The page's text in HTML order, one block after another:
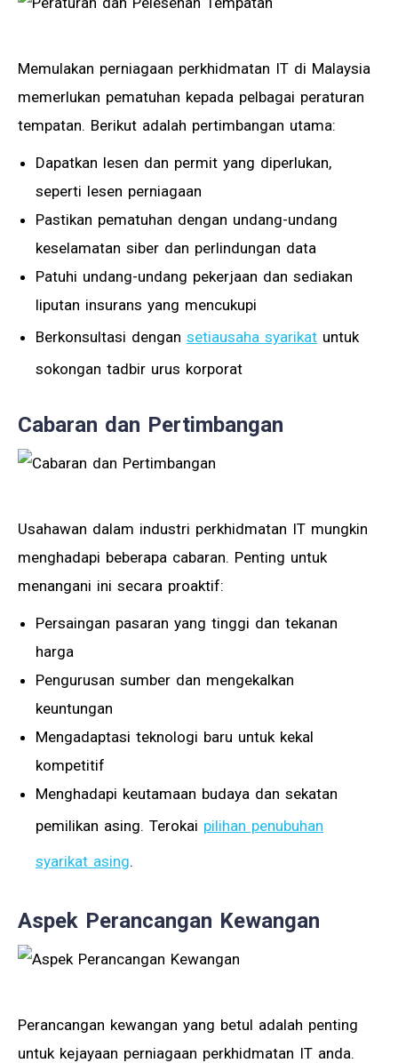
Memulakan perniagaan perkhidmatan IT di Malaysia
memerlukan pematuhan kepada pelbagai peraturan
tempatan. Berikut adalah pertimbangan utama:
Dapatkan lesen dan permit yang diperlukan,
seperti lesen perniagaan
Pastikan pematuhan dengan undang-undang
keselamatan siber dan perlindungan data
Patuhi undang-undang pekerjaan dan sediakan
liputan insurans yang mencukupi
Berkonsultasi dengan setiausaha syarikat untuk
sokongan tadbir urus korporat
Cabaran dan Pertimbangan
Usahawan dalam industri perkhidmatan IT mungkin
menghadapi beberapa cabaran. Penting untuk
menangani ini secara proaktif:
Persaingan pasaran yang tinggi dan tekanan
harga
Pengurusan sumber dan mengekalkan
keuntungan
Mengadaptasi teknologi baru untuk kekal
kompetitif
Menghadapi keutamaan budaya dan sekatan
pemilikan asing. Terokai pilihan penubuhan
syarikat asing.
Aspek Perancangan Kewangan
Perancangan kewangan yang betul adalah penting
untuk kejayaan perniagaan perkhidmatan IT anda.